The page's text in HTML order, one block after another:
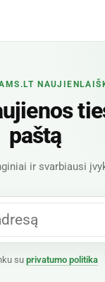
paštą
ir svarbiausi
su privatumo politika